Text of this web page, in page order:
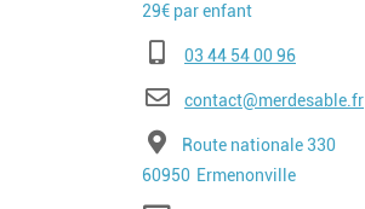
29€ par enfant
Téléphone03 44 54 00 96
E-mailcontact@merdesable.fr
AdresseRoute nationale 330
Code postal
60950 Ville
Ermenonville